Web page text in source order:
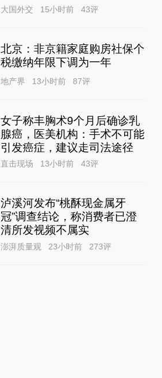
大国外交 15小时前 43评
北京：非京籍家庭购房社保个
税缴纳年限下调为一年
地产界 13小时前 87评
女子称丰胸术9个月后确诊乳
腺癌，医美机构：手术不可能
引发癌症，建议走司法途径
直击现场 13小时前 43评
泸溪河发布“桃酥现金属牙
冠”调查结论，称消费者已澄
清所发视频不属实
澎湃质量观 23小时前 273评